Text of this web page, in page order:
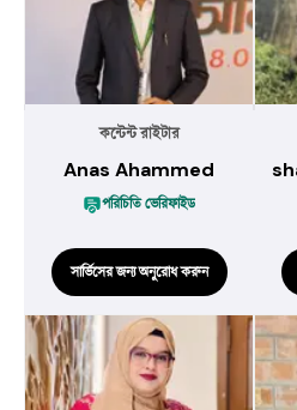
কন্টেন্ট রাইটার
Anas Ahammed
পরিচিতি ভেরিফাইড
সার্ভিসের জন্য অনুরোধ করুন